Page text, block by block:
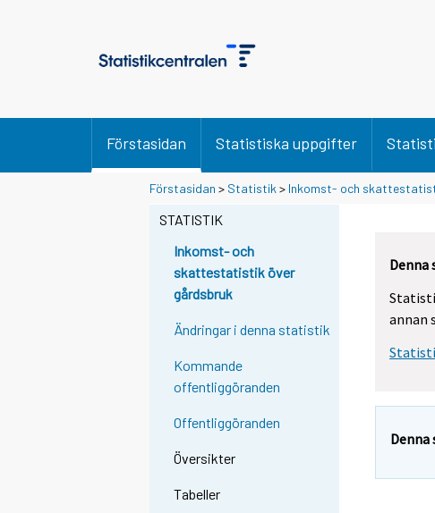
Förstasidan Statistiska uppgifter
Förstasidan > Statistik > Inkomst- och
STATISTIK
Inkomst- och
skattestatistik över
gårdsbruk
Ändringar i denna statistik
Kommande
offentliggöranden
Offentliggöranden
Översikter
Tabeller
annan
Denna